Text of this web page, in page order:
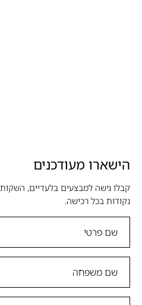
הישארו מעודכנים
קבלו גישה למבצעים בלעדיים,
נקודות בכל רכישה.